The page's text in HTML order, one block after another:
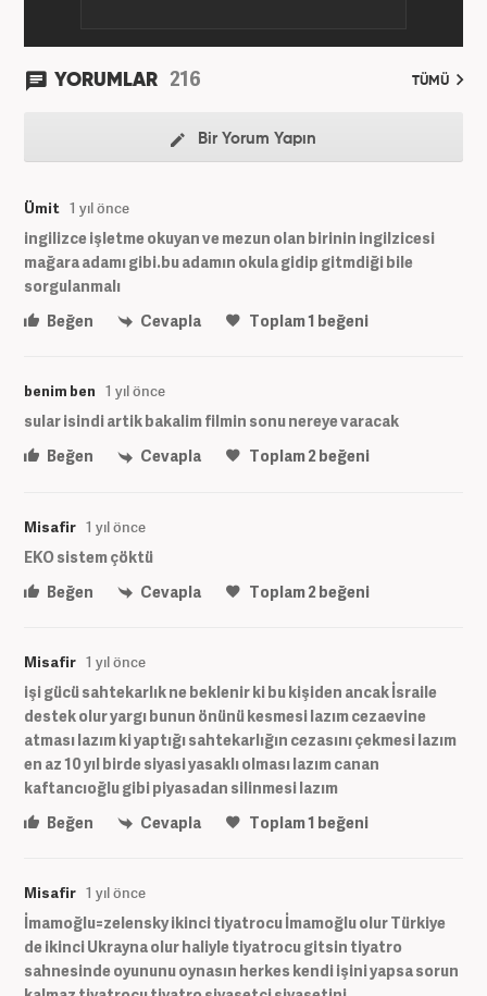
YORUMLAR 216 TÜMÜ
Bir Yorum Yapın
Ümit 1 yıl önce
ingilizce işletme okuyan ve mezun olan birinin ingilzicesi
mağara adamı gibi.bu adamın okula gidip gitmdiği bile
sorgulanmalı
Beğen
Cevapla Toplam1 beğeni
benim ben 1 yıl önce
sular isindi artik bakalim filmin sonu nereye varacak
Beğen
Cevapla Toplam2beğeni
Misafir 1 yıl önce
EKO sistem çöktü
Beğen
Cevapla Toplam2 beğeni
Misafir 1 yıl önce
işi gücü sahtekarlık ne beklenir ki bu kişiden ancak İsraile
destek olur yargı bunun önünü kesmesi lazım cezaevine
atması lazım ki yaptığı sahtekarlığın cezasını çekmesi lazım
en az 10 yıl birde siyasi yasaklı olması lazım canan
kaftancıoğlu gibi piyasadan silinmesi lazım
Beğen
Cevapla Toplam1 beğeni
Misafir 1 yıl önce
İmamoğlu=zelensky ikinci tiyatrocu İmamoğlu olur Türkiye
de ikinci Ukrayna olur haliyle tiyatrocu gitsin tiyatro
sahnesinde oyununu oynasın herkes kendi işini yapsa sorun